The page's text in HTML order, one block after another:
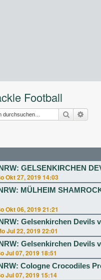
Football
Suche
GELSENKIRCHEN
Okt 27, 2019 14:03
MÜLHEIM
Okt 06, 2019 21:21
Gelsenkirchen Devils
Jul 22, 2019 22:01
Gelsenkirchen Devils
Jul 07, 2019 18:51
Cologne Crocodiles
Jul 07, 2019 15:14